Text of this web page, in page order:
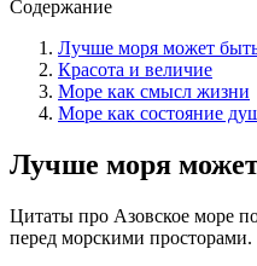
Содержание
Лучше моря может
Красота и величие
Море как смысл жизни
Море как состояние
Лучше моря
Цитаты про Азовское море
перед морскими просторами.